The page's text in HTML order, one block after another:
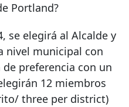
Portland?
se elegirá al Alcalde y
nivel municipal con
preferencia con un
12 miembros
three per district)